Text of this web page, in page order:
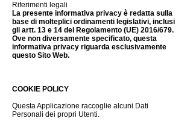
Riferimenti legali
La presente informativa privacy è redatta sulla
base di molteplici ordinamenti legislativi, inclusi
gli artt. 13 e 14 del Regolamento (UE) 2016/679.
Ove non diversamente specificato, questa
informativa privacy riguarda esclusivamente
questo Sito Web.
COOKIE POLICY
Questa Applicazione raccoglie alcuni Dati
Personali dei propri Utenti.